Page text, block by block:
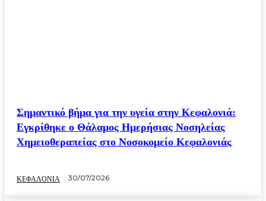
Σημαντικό βήμα για την υγεία στην Κεφαλονιά:
Εγκρίθηκε ο Θάλαμος Ημερήσιας Νοσηλείας
Χημειοθεραπείας στο Νοσοκομείο Κεφαλονιάς
ΚΕΦΑΛΟΝΙΑ 30/07/2026